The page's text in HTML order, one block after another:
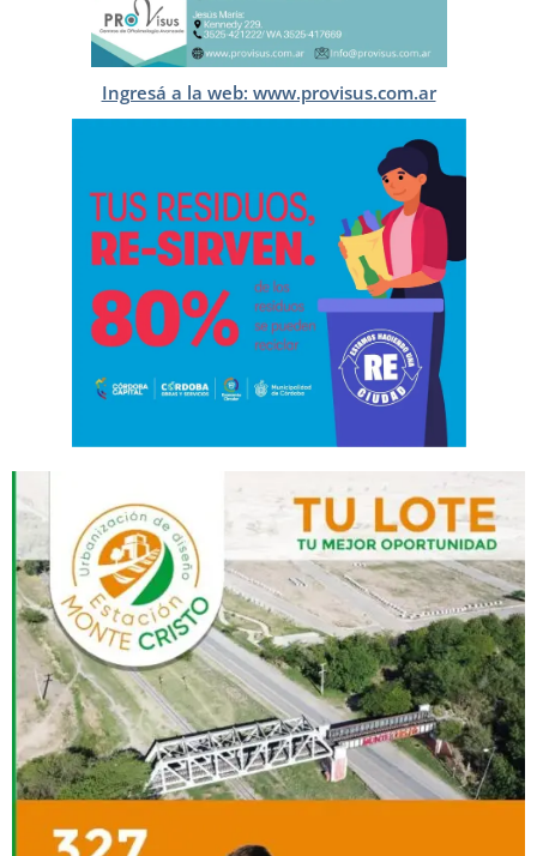
Ingresá a la web: www.provisus.com.ar